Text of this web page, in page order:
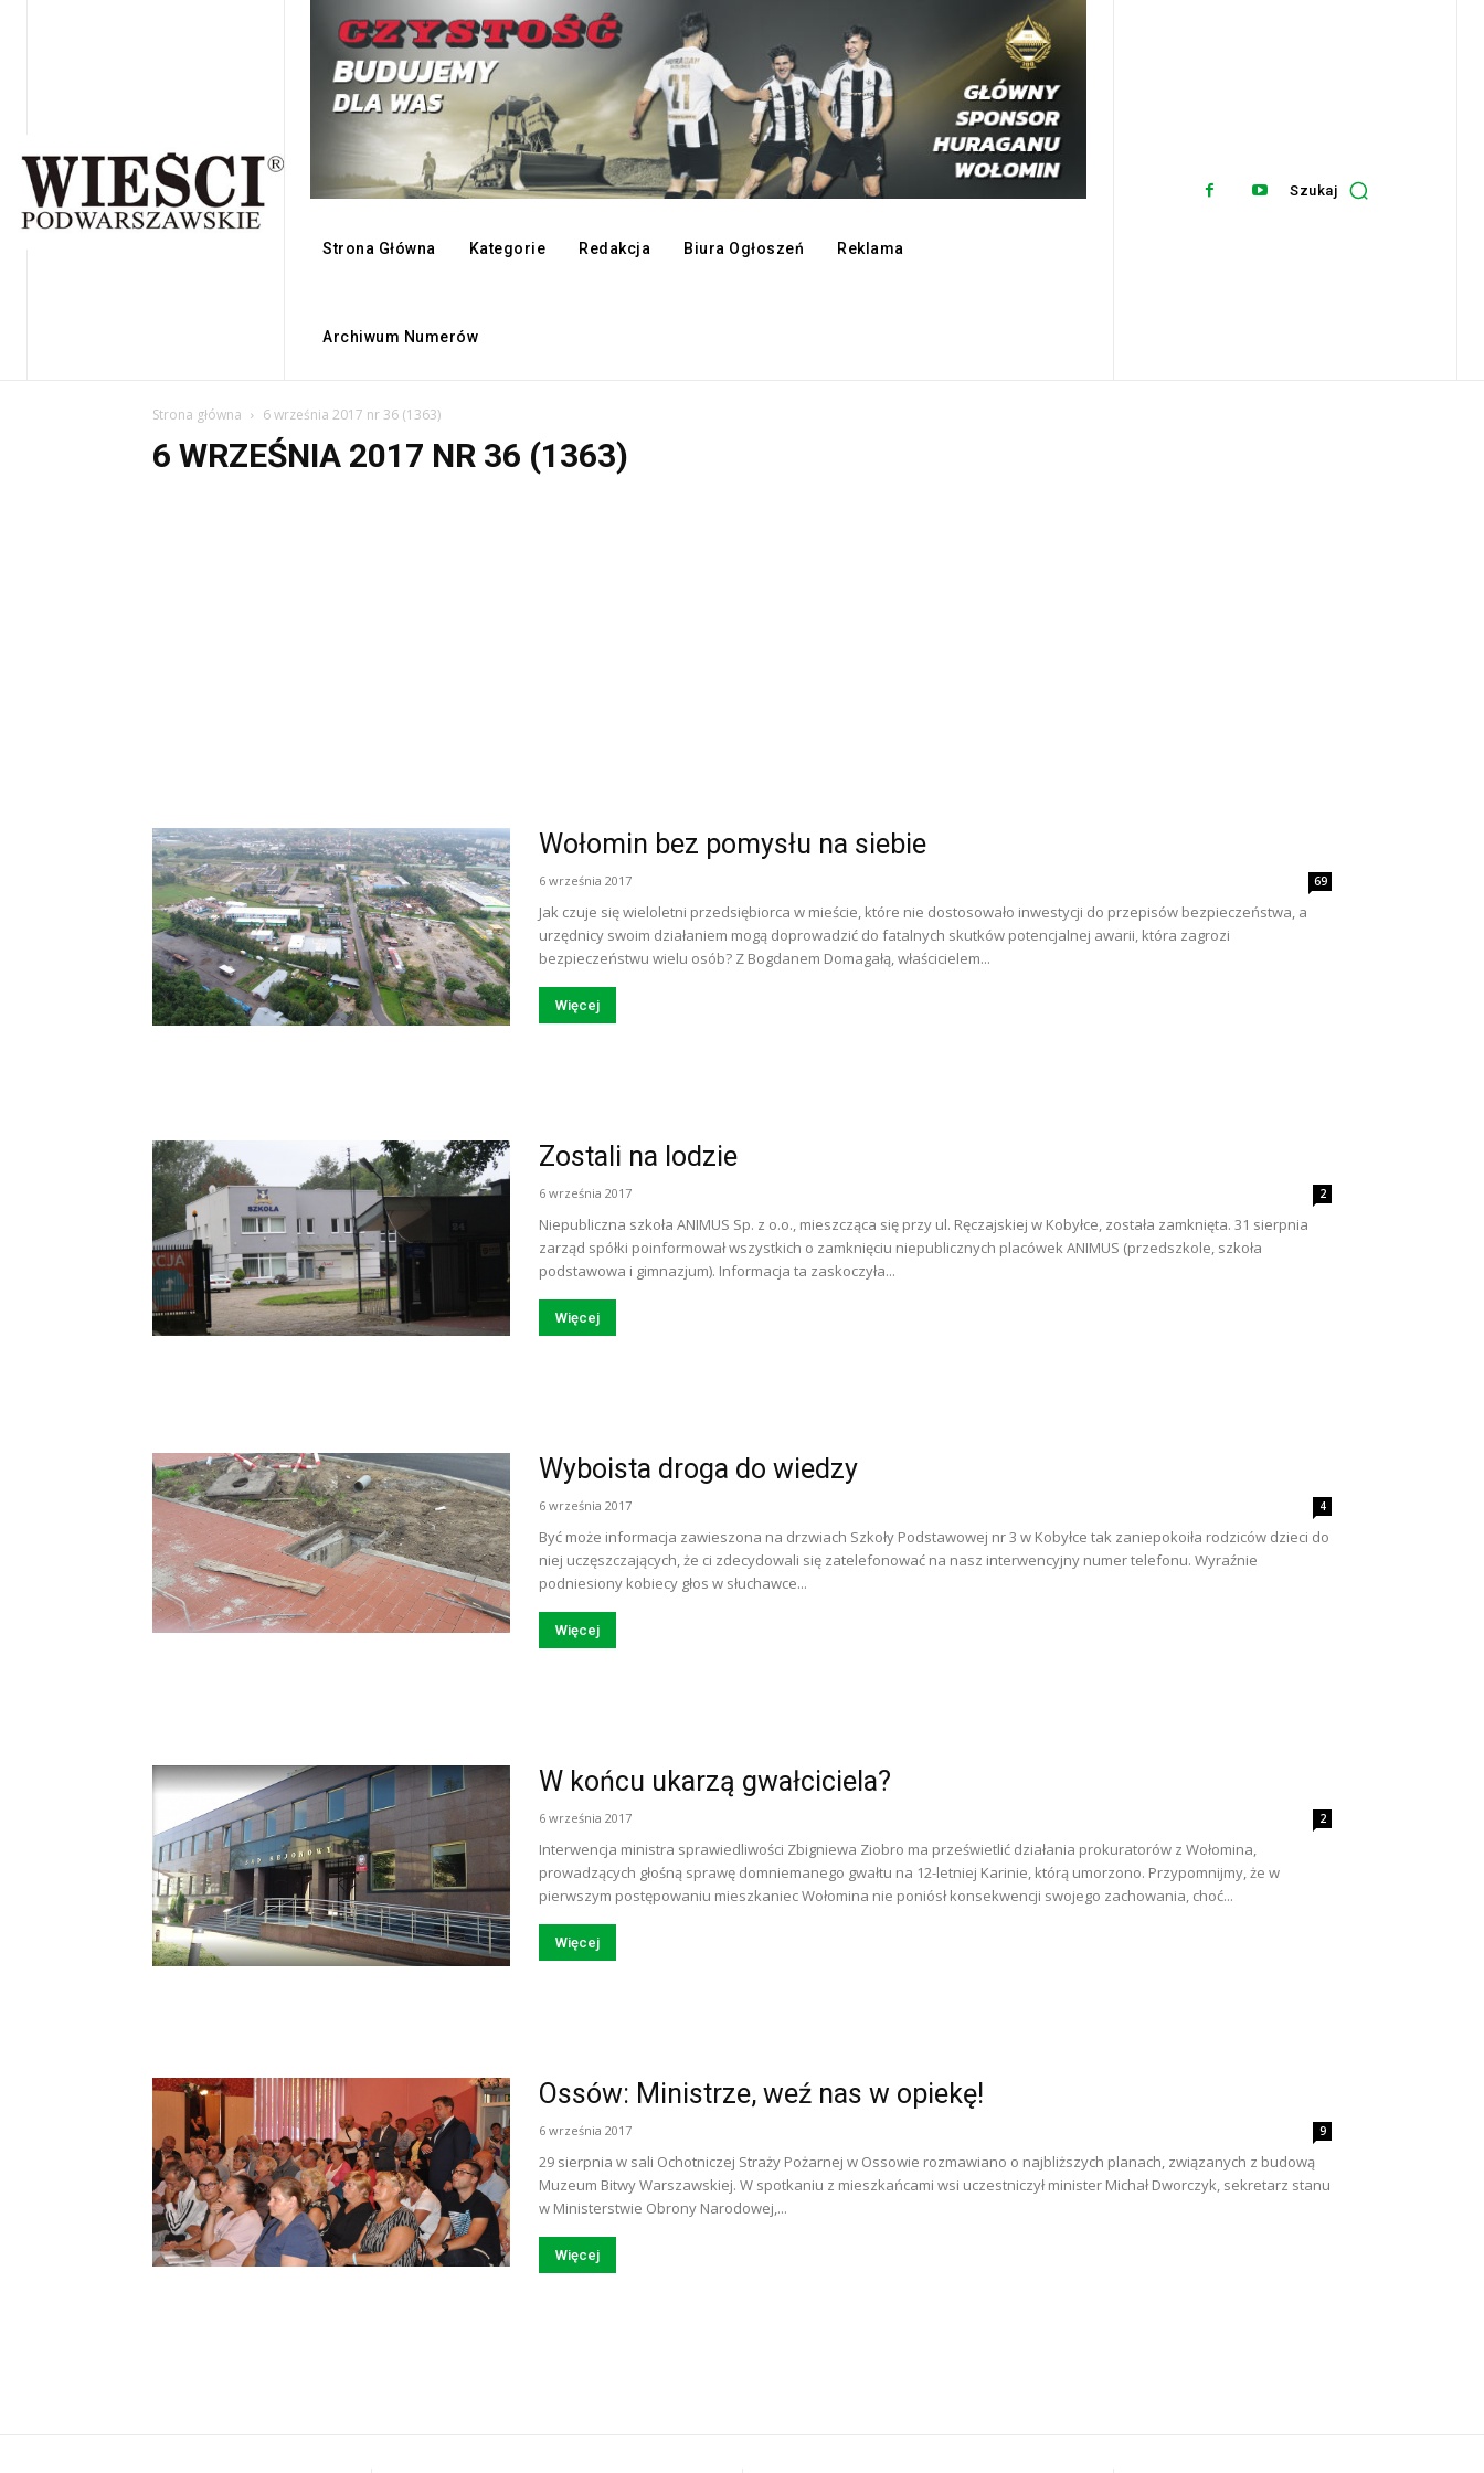
Strona Główna Kategorie Redakcja Biura Ogłoszeń Reklama
Archiwum Numerów
Szukaj
Strona główna 6 września 2017 nr 36 (1363)
6 WRZEŚNIA 2017 NR 36 (1363)
Wołomin bez pomysłu na siebie
6 września 2017 69
Jak czuje się wieloletni przedsiębiorca w mieście, które nie dostosowało inwestycji do przepisów bezpieczeństwa, a
urzędnicy swoim działaniem mogą doprowadzić do fatalnych skutków potencjalnej awarii, która zagrozi
bezpieczeństwu wielu osób? Z Bogdanem Domagałą, właścicielem...
Więcej
Zostali na lodzie
6 września 2017 2
Niepubliczna szkoła ANIMUS Sp. z o.o., mieszcząca się przy ul. Ręczajskiej w Kobyłce, została zamknięta. 31 sierpnia
zarząd spółki poinformował wszystkich o zamknięciu niepublicznych placówek ANIMUS (przedszkole, szkoła
podstawowa i gimnazjum). Informacja ta zaskoczyła...
Więcej
Wyboista droga do wiedzy
6 września 2017 4
Być może informacja zawieszona na drzwiach Szkoły Podstawowej nr 3 w Kobyłce tak zaniepokoiła rodziców dzieci do
niej uczęszczających, że ci zdecydowali się zatelefonować na nasz interwencyjny numer telefonu. Wyraźnie
podniesiony kobiecy głos w słuchawce...
Więcej
W końcu ukarzą gwałciciela?
6 września 2017 2
Interwencja ministra sprawiedliwości Zbigniewa Ziobro ma prześwietlić działania prokuratorów z Wołomina,
prowadzących głośną sprawę domniemanego gwałtu na 12-letniej Karinie, którą umorzono. Przypomnijmy, że w
pierwszym postępowaniu mieszkaniec Wołomina nie poniósł konsekwencji swojego zachowania, choć...
Więcej
Ossów: Ministrze, weź nas w opiekę!
6 września 2017 9
29 sierpnia w sali Ochotniczej Straży Pożarnej w Ossowie rozmawiano o najbliższych planach, związanych z budową
Muzeum Bitwy Warszawskiej. W spotkaniu z mieszkańcami wsi uczestniczył minister Michał Dworczyk, sekretarz stanu
w Ministerstwie Obrony Narodowej,...
Więcej